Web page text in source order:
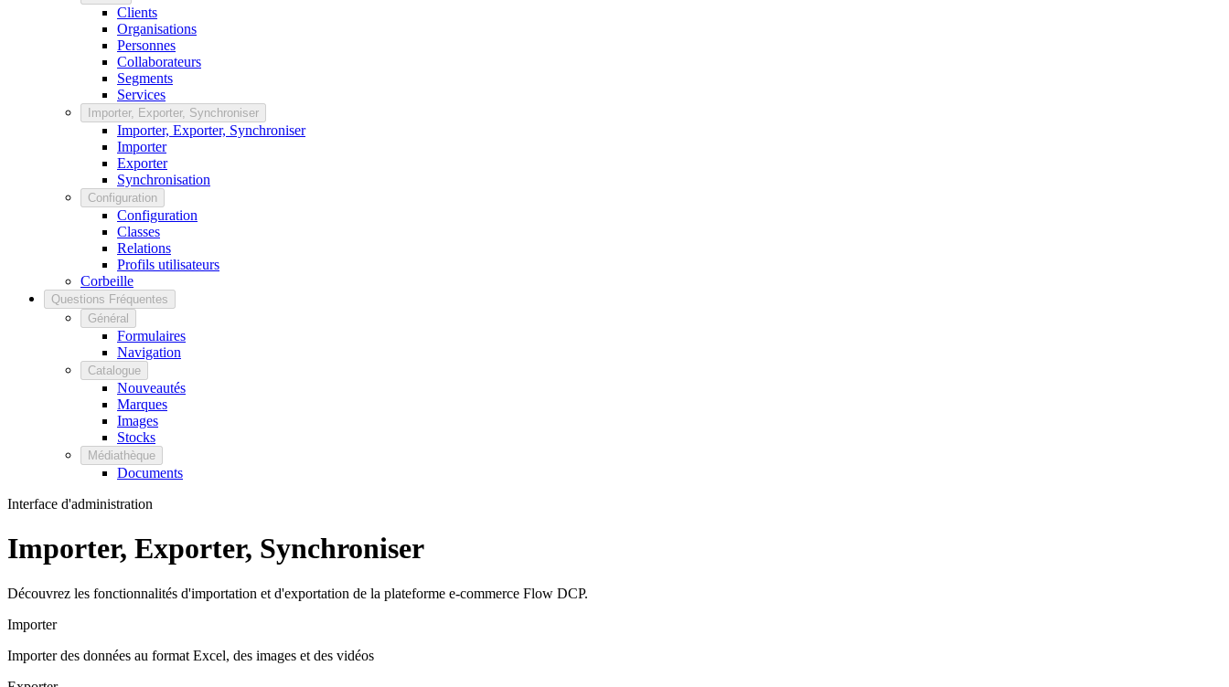
Clients
Organisations
Personnes
Collaborateurs
Segments
Services
Importer, Exporter, Synchroniser
Importer, Exporter, Synchroniser
Importer
Exporter
Synchronisation
Configuration
Configuration
Classes
Relations
Profils utilisateurs
Corbeille
Questions Fréquentes
Général
Formulaires
Navigation
Catalogue
Nouveautés
Marques
Images
Stocks
Médiathèque
Documents
Interface d'administration
Importer, Exporter, Synchroniser
Découvrez les fonctionnalités d'importation et d'exportation de la plateforme e-commerce Flow DCP.
Importer
Importer des données au format Excel, des images et des vidéos